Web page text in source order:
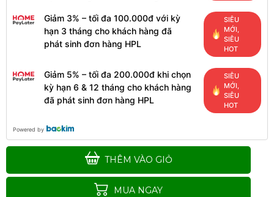
Giảm 3% – tối đa 100.000đ với kỳ
hạn 3 tháng cho khách hàng đã
phát sinh đơn hàng HPL
SIÊU
MỚI,
SIÊU
HOT
Giảm 5% – tối đa 200.000đ khi chọn
kỳ hạn 6 & 12 tháng cho khách hàng
đã phát sinh đơn hàng HPL
SIÊU
MỚI,
SIÊU
HOT
Powered by
THÊM VÀO GIỎ
MUA NGAY
Laptop dell 7490 i5 th8/8/256
fhd
Laptop Dell latitude 7480 core
I5-7300U ram 8GB ssd 256GB